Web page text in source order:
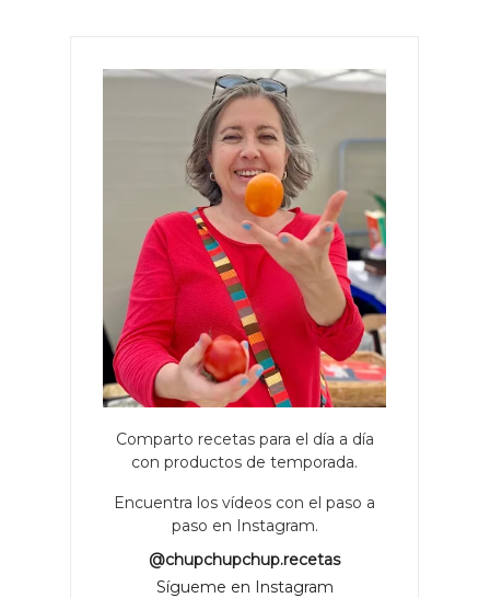
Comparto recetas para el día a día
con productos de temporada.
Encuentra los vídeos con el paso a
paso en Instagram.
@chupchupchup.recetas
Sígueme en Instagram